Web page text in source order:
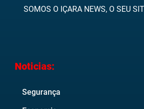
SOMOS O IÇARA NEWS, O SEU
Noticias:
Segurança